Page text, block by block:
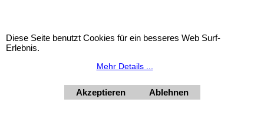
Dienstag - Freitag 10 - 18 Uhr, Samstag 9 - 12 Uhr. Montag
+4369910554131
Diese Seite benutzt Cookies für ein besseres Web Surf-
Erlebnis.
Mehr Details ...
Akzeptieren Ablehnen